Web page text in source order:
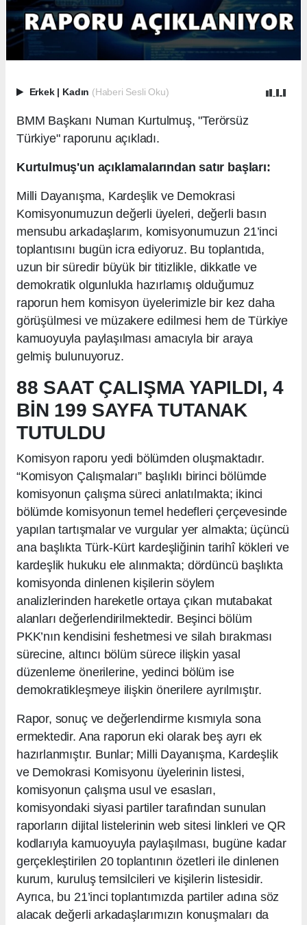
Erkek Kadın (Haberi Sesli Oku)
BMM Başkanı Numan Kurtulmuş, "Terörsüz
Türkiye" raporunu açıkladı.
Kurtulmuş'un açıklamalarından satır başları:
Milli Dayanışma, Kardeşlik ve Demokrasi
Komisyonumuzun değerli üyeleri, değerli basın
mensubu arkadaşlarım, komisyonumuzun 21’inci
toplantısını bugün icra ediyoruz. Bu toplantıda,
uzun bir süredir büyük bir titizlikle, dikkatle ve
demokratik olgunlukla hazırlamış olduğumuz
raporun hem komisyon üyelerimizle bir kez daha
görüşülmesi ve müzakere edilmesi hem de Türkiye
kamuoyuyla paylaşılması amacıyla bir araya
gelmiş bulunuyoruz.
88 SAAT ÇALIŞMA YAPILDI, 4
BİN 199 SAYFA TUTANAK
TUTULDU
Komisyon raporu yedi bölümden oluşmaktadır.
“Komisyon Çalışmaları” başlıklı birinci bölümde
komisyonun çalışma süreci anlatılmakta; ikinci
bölümde komisyonun temel hedefleri çerçevesinde
yapılan tartışmalar ve vurgular yer almakta; üçüncü
ana başlıkta Türk-Kürt kardeşliğinin tarihî kökleri ve
kardeşlik hukuku ele alınmakta; dördüncü başlıkta
komisyonda dinlenen kişilerin söylem
analizlerinden hareketle ortaya çıkan mutabakat
alanları değerlendirilmektedir. Beşinci bölüm
PKK’nın kendisini feshetmesi ve silah bırakması
sürecine, altıncı bölüm sürece ilişkin yasal
düzenleme önerilerine, yedinci bölüm ise
demokratikleşmeye ilişkin önerilere ayrılmıştır.
Rapor, sonuç ve değerlendirme kısmıyla sona
ermektedir. Ana raporun eki olarak beş ayrı ek
hazırlanmıştır. Bunlar; Milli Dayanışma, Kardeşlik
ve Demokrasi Komisyonu üyelerinin listesi,
komisyonun çalışma usul ve esasları,
komisyondaki siyasi partiler tarafından sunulan
raporların dijital listelerinin web sitesi linkleri ve QR
kodlarıyla kamuoyuyla paylaşılması, bugüne kadar
gerçekleştirilen 20 toplantının özetleri ile dinlenen
kurum, kuruluş temsilcileri ve kişilerin listesidir.
Ayrıca, bu 21’inci toplantımızda partiler adına söz
alacak değerli arkadaşlarımızın konuşmaları da